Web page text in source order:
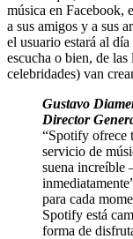
música en Facebook,
a sus amigos y a sus
el usuario estará al
escucha o bien, de
celebridades) van
Gustavo
Director
“Spotify ofrece
servicio de
suena increíble
para cada
Spotify está
forma de